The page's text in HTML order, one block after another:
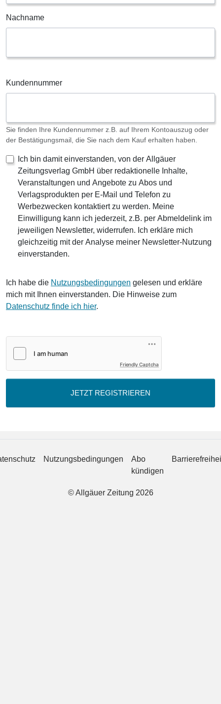
Nachname
Kundennummer
Sie finden Ihre Kundennummer z.B. auf Ihrem Kontoauszug oder
der Bestätigungsmail, die Sie nach dem Kauf erhalten haben.
Ich bin damit einverstanden, von der Allgäuer
Zeitungsverlag GmbH über redaktionelle Inhalte,
Veranstaltungen und Angebote zu Abos und
Verlagsprodukten per E-Mail und Telefon zu
Werbezwecken kontaktiert zu werden. Meine
Einwilligung kann ich jederzeit, z.B. per Abmeldelink im
jeweiligen Newsletter, widerrufen. Ich erkläre mich
gleichzeitig mit der Analyse meiner Newsletter-Nutzung
einverstanden.
Ich habe die Nutzungsbedingungen gelesen und erkläre
mich mit Ihnen einverstanden. Die Hinweise zum
Datenschutz finde ich hier.
Friendly Captcha
JETZT REGISTRIEREN
Nutzungsbedingungen
Abo
kündigen
© Allgäuer Zeitung 2026